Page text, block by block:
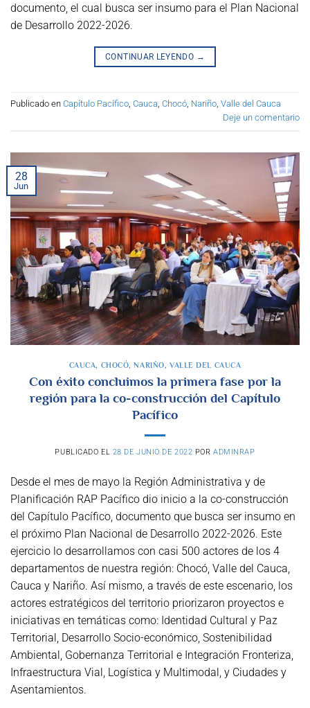
documento, el cual busca ser insumo para el Plan Nacional
de Desarrollo 2022-2026.
CONTINUAR LEYENDO →
Publicado en Capítulo Pacífico, Cauca, Chocó, Nariño, Valle del Cauca
Deje un comentario
28
Jun
CAUCA, CHOCÓ,NARIÑO, VALLE DEL CAUCA
Con éxito concluimos la primera fase por la
región para la co-construcción del Capítulo
Pacífico
PUBLICADO EL 28 DE JUNIO DE 2022 PORADMINRAP
Desde el mes de mayo la Región Administrativa y de
Planificación RAP Pacífico dio inicio a la co-construcción
del Capítulo Pacífico, documento que busca ser insumo en
el próximo Plan Nacional de Desarrollo 2022-2026. Este
ejercicio lo desarrollamos con casi 500 actores de los 4
departamentos de nuestra región: Chocó, Valle del Cauca,
Cauca y Nariño. Así mismo, a través de este escenario, los
actores estratégicos del territorio priorizaron proyectos e
iniciativas en temáticas como: Identidad Cultural y Paz
Territorial, Desarrollo Socio-económico, Sostenibilidad
Ambiental, Gobernanza Territorial e Integración Fronteriza,
Infraestructura Vial, Logística y Multimodal, y Ciudades y
Asentamientos.